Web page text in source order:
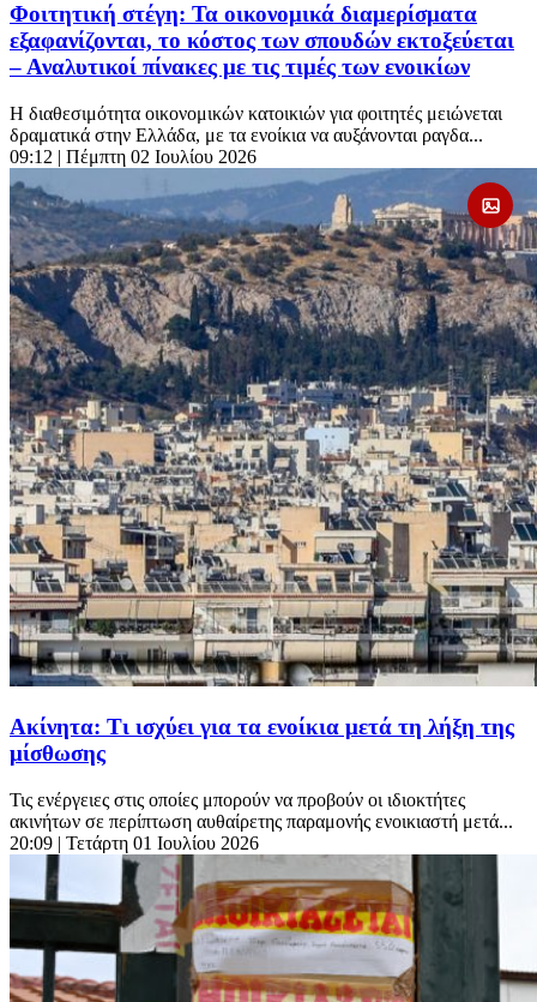
Φοιτητική στέγη: Τα οικονομικά διαμερίσματα
εξαφανίζονται, το κόστος των σπουδών εκτοξεύεται
– Αναλυτικοί πίνακες με τις τιμές των ενοικίων
Η διαθεσιμότητα οικονομικών κατοικιών για φοιτητές μειώνεται
δραματικά στην Ελλάδα, με τα ενοίκια να αυξάνονται ραγδα...
09:12 | Πέμπτη 02 Ιουλίου 2026
Ακίνητα: Τι ισχύει για τα ενοίκια μετά τη λήξη της
μίσθωσης
Τις ενέργειες στις οποίες μπορούν να προβούν οι ιδιοκτήτες
ακινήτων σε περίπτωση αυθαίρετης παραμονής ενοικιαστή μετά...
20:09 | Τετάρτη 01 Ιουλίου 2026